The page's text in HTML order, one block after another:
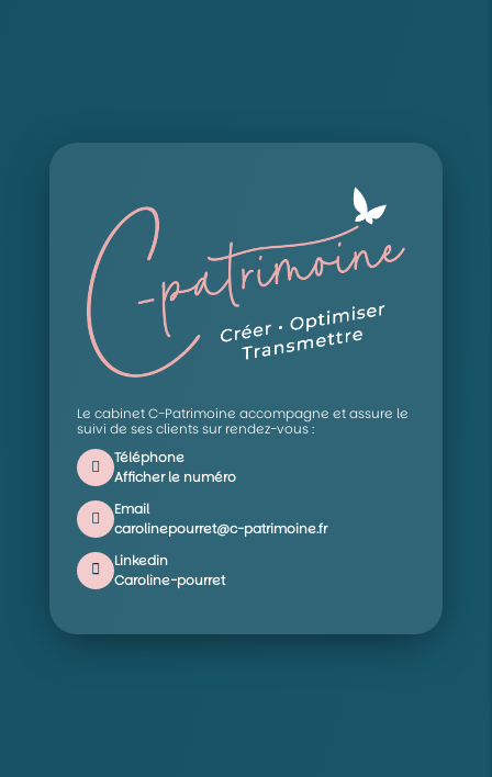
Le cabinet C-Patrimoine accompagne et assure le
suivi de ses clients sur rendez-vous :
Téléphone
Afficher le numéro
Email
carolinepourret@c-patrimoine.fr
Linkedin
Caroline-pourret